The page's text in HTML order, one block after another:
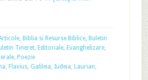
, Biblia si Resurse Biblice, Buletin
Tineret, Editoriale, Evanghelizare,
, Poezie
, Flavius, Galileia, Iudeia, Laurian,